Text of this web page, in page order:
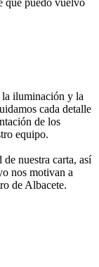
la iluminación y la
cada detalle
de los
equipo.
nuestra carta, así
nos motivan a
de Albacete.